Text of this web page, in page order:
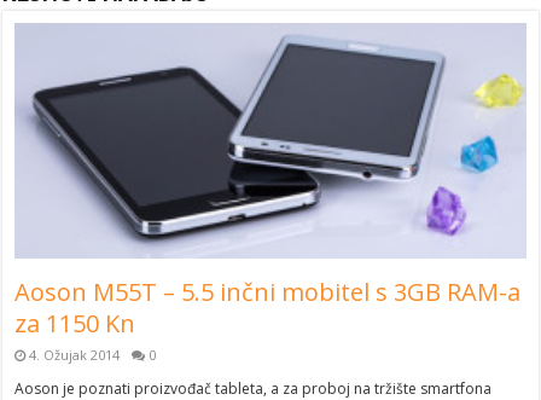
Aoson M55T – 5.5 inčni mobitel s 3GB RAM-a
za 1150 Kn
4. Ožujak 2014 0
Aoson je poznati proizvođač tableta, a za proboj na tržište smartfona